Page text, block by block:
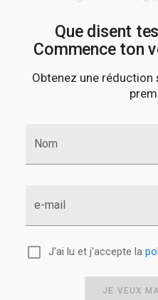
Que disent
Commence ton
Obtenez une réduction
Nom
e-mail
J'ai lu et j'accepte la
JE VEUX